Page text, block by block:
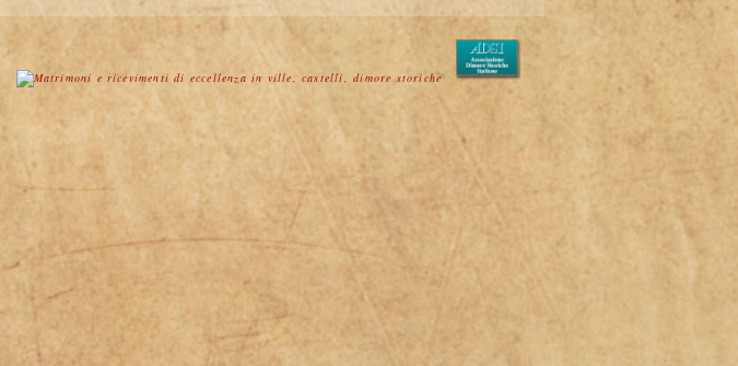
CEE IP44 3P+N+PE 32
(L 165 x P 70 x H
1400l)
zur Installation von
mit fließendem
und Kaltwasser
Dunstabzug
Fenster zur Hofseite
Zugang zu den
Speicherkammern, zu
für die
elektrische Leistung: